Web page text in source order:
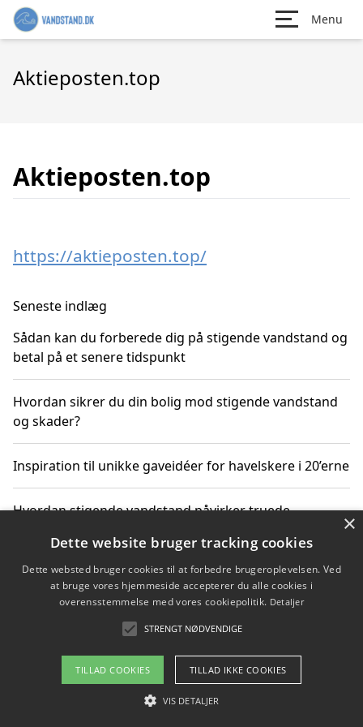
Menu
Aktieposten.top
Aktieposten.top
https://aktieposten.top/
Seneste indlæg
Sådan kan du forberede dig på stigende vandstand og
betal på et senere tidspunkt
Hvordan sikrer du din bolig mod stigende vandstand
og skader?
Inspiration til unikke gaveidéer for havelskere i 20’erne
Hvordan stigende vandstand påvirker truede
Sådan vælger du de bedste vandrerygsække til
vandreture i Danmark
Copyright 2026 - Pilanto Aps
Om / kontakt
×
Dette website bruger tracking cookies
Dette websted bruger cookies til at forbedre brugeroplevelsen. Ved
at bruge vores hjemmeside accepterer du alle cookies i
overensstemmelse med vores cookiepolitik. Detaljer
STRENGT NØDVENDIGE
TILLAD COOKIES TILLAD IKKE COOKIES
VIS DETALJER